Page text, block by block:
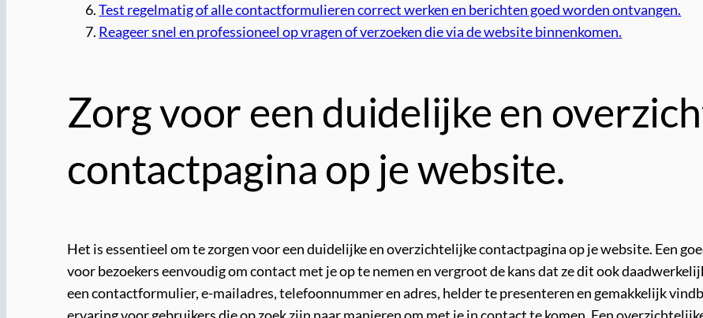
Test regelmatig of alle contactformulieren correct werken en berichten goed worden ontvangen.
Reageer snel en professioneel op vragen of verzoeken die via de website binnenkomen.
Zorg voor een duidelijke en
contactpagina op je website.
Het is essentieel om te zorgen voor een duidelijke en overzichtelijke contactpagina op je website. Een
voor bezoekers eenvoudig om contact met je op te nemen en vergroot de kans dat ze dit ook
een contactformulier, e-mailadres, telefoonnummer en adres, helder te presenteren en gemakkelijk